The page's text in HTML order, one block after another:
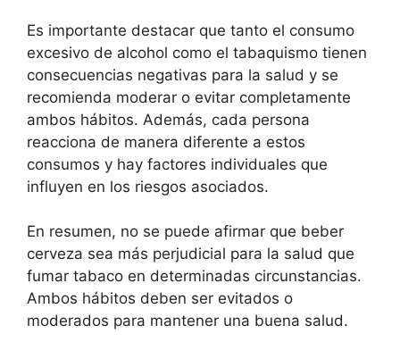
Es importante destacar que tanto el consumo
excesivo de alcohol como el tabaquismo tienen
consecuencias negativas para la salud y se
recomienda moderar o evitar completamente
ambos hábitos. Además, cada persona
reacciona de manera diferente a estos
consumos y hay factores individuales que
influyen en los riesgos asociados.
En resumen, no se puede afirmar que beber
cerveza sea más perjudicial para la salud que
fumar tabaco en determinadas circunstancias.
Ambos hábitos deben ser evitados o
moderados para mantener una buena salud.